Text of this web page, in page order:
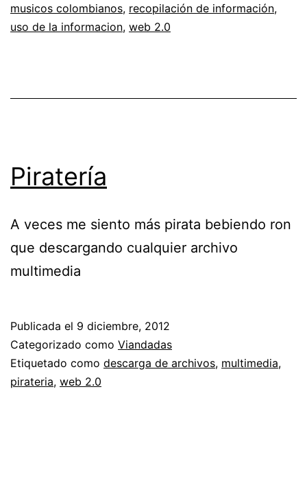
musicos colombianos, recopilación de información,
uso de la informacion, web 2.0
Piratería
A veces me siento más pirata bebiendo ron
que descargando cualquier archivo
multimedia
Publicada el 9 diciembre, 2012
Categorizado como Viandadas
Etiquetado como descarga de archivos, multimedia,
pirateria, web 2.0